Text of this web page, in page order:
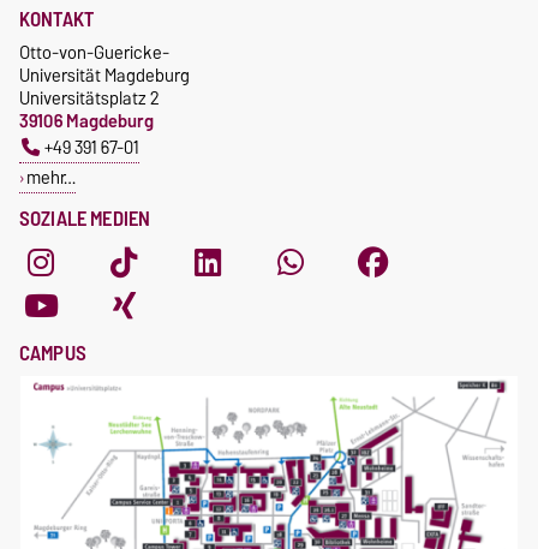
SOZIALE MEDIEN
KONTAKT
Otto-von-Guericke-
Universität Magdeburg
Universitätsplatz 2
39106 Magdeburg
+49 391 67-01
mehr…
CAMPUS